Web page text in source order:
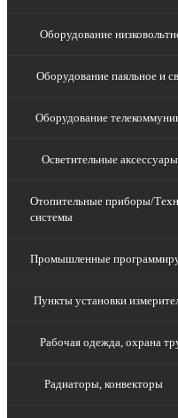
Оборудование
Оборудование паяльное и
Оборудование
Осветительные аксессуары
Отопительные приборы/
системы
Промышленные
Пункты установки
Рабочая одежда, охрана
Радиаторы, конвекторы